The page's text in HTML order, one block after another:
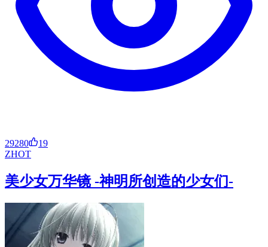
29280
19
ZHOT
美少女万华镜 -神明所创造的少女们-